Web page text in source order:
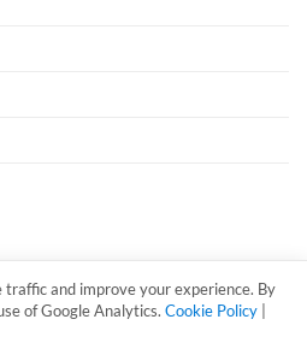
and improve your experience. By
of Google Analytics. Cookie Policy